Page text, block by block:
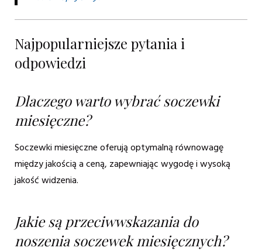
Najpopularniejsze pytania i
odpowiedzi
Dlaczego warto wybrać soczewki
miesięczne?
Soczewki miesięczne oferują optymalną równowagę
między jakością a ceną, zapewniając wygodę i wysoką
jakość widzenia.
Jakie są przeciwwskazania do
noszenia soczewek miesięcznych?